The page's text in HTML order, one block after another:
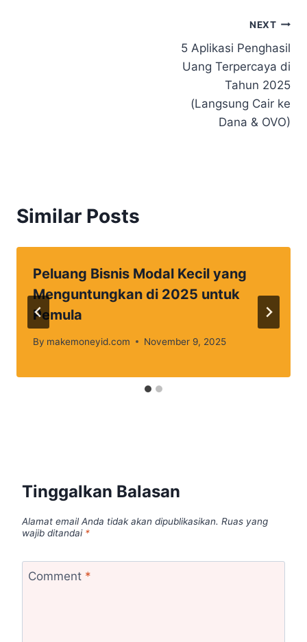
NEXT
5 Aplikasi Penghasil
Uang Terpercaya di
Tahun 2025
(Langsung Cair ke
Dana & OVO)
Similar Posts
Peluang Bisnis Modal Kecil yang
Menguntungkan di 2025 untuk
Pemula
By makemoneyid.com November 9, 2025
Tinggalkan Balasan
Alamat email Anda tidak akan dipublikasikan. Ruas yang
wajib ditandai *
Comment *